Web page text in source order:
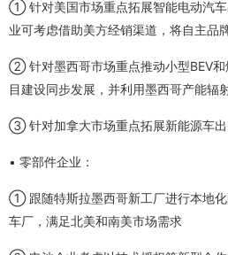
① 针对美国市场重点拓展智能电动汽
业可考虑借助美方经销渠道，将自主品
② 针对墨西哥市场重点推动小型BEV和
目建设同步发展，并利用墨西哥产能辐
③ 针对加拿大市场重点拓展新能源车
• 零部件企业：
① 跟随特斯拉墨西哥新工厂进行本地
车厂，满足北美和南美市场需求